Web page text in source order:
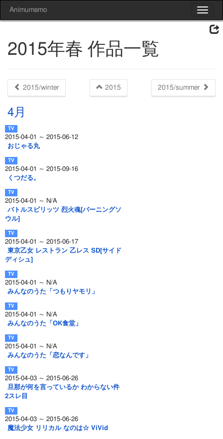
Toggle
Animumemo
2015年春 作品一覧
2015/winter 2015 2015/summer
4月
2015-04-01 ～ 2015-06-12
おじゃる丸
2015-04-01 ～ 2015-09-16
くつだる。
2015-04-01 ～ N/A
バトルスピリッツ 烈火魂[バーニングソ
ウル]
2015-04-01 ～ 2015-06-17
東京乙女 レストラン 乙レス SD[サイド
ディシュ]
2015-04-01 ～ N/A
みんなのうた「つもりヤモリ」
2015-04-01 ～ N/A
みんなのうた「OK食堂」
2015-04-01 ～ N/A
みんなのうた「恋なんです」
2015-04-03 ～ 2015-06-26
旦那が何を言っているか わからない件
2スレ目
2015-04-03 ～ 2015-06-26
魔法少女 リリカル なのは☆ ViVid